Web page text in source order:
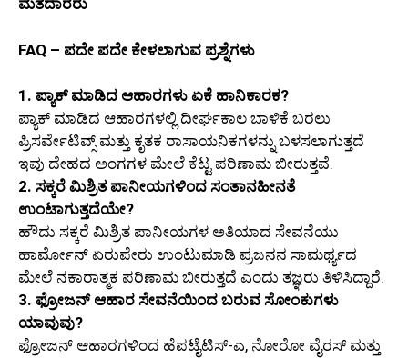
ಮತದಾರರು
FAQ – ಪದೇ ಪದೇ ಕೇಳಲಾಗುವ ಪ್ರಶ್ನೆಗಳು
1. ಪ್ಯಾಕ್ ಮಾಡಿದ ಆಹಾರಗಳು ಏಕೆ ಹಾನಿಕಾರಕ?
ಪ್ಯಾಕ್ ಮಾಡಿದ ಆಹಾರಗಳಲ್ಲಿ ದೀರ್ಘಕಾಲ ಬಾಳಿಕೆ ಬರಲು
ಪ್ರಿಸರ್ವೇಟಿವ್ಸ್ ಮತ್ತು ಕೃತಕ ರಾಸಾಯನಿಕಗಳನ್ನು ಬಳಸಲಾಗುತ್ತದೆ
ಇವು ದೇಹದ ಅಂಗಗಳ ಮೇಲೆ ಕೆಟ್ಟ ಪರಿಣಾಮ ಬೀರುತ್ತವೆ.
2. ಸಕ್ಕರೆ ಮಿಶ್ರಿತ ಪಾನೀಯಗಳಿಂದ ಸಂತಾನಹೀನತೆ
ಉಂಟಾಗುತ್ತದೆಯೇ?
ಹೌದು ಸಕ್ಕರೆ ಮಿಶ್ರಿತ ಪಾನೀಯಗಳ ಅತಿಯಾದ ಸೇವನೆಯು
ಹಾರ್ಮೋನ್ ಏರುಪೇರು ಉಂಟುಮಾಡಿ ಪ್ರಜನನ ಸಾಮರ್ಥ್ಯದ
ಮೇಲೆ ನಕಾರಾತ್ಮಕ ಪರಿಣಾಮ ಬೀರುತ್ತದೆ ಎಂದು ತಜ್ಞರು ತಿಳಿಸಿದ್ದಾರೆ.
3. ಫ್ರೋಜನ್ ಆಹಾರ ಸೇವನೆಯಿಂದ ಬರುವ ಸೋಂಕುಗಳು
ಯಾವುವು?
ಫ್ರೋಜನ್ ಆಹಾರಗಳಿಂದ ಹೆಪಟೈಟಿಸ್-ಎ, ನೋರೋ ವೈರಸ್ ಮತ್ತು